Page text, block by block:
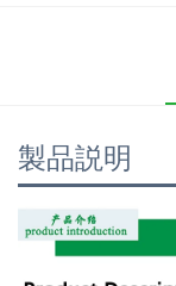
製品説明